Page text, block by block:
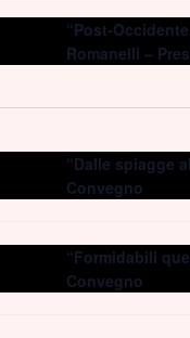
“Post-
Romanelli –
“Dalle spiagge
Convegno
“Formidabili
Convegno